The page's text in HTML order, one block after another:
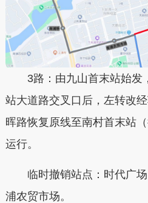
3路：由九山首末站始发
站大道路交叉口后，左转改
晖路恢复原线至南村首末站
运行。
临时撤销站点：时代广
浦农贸市场。